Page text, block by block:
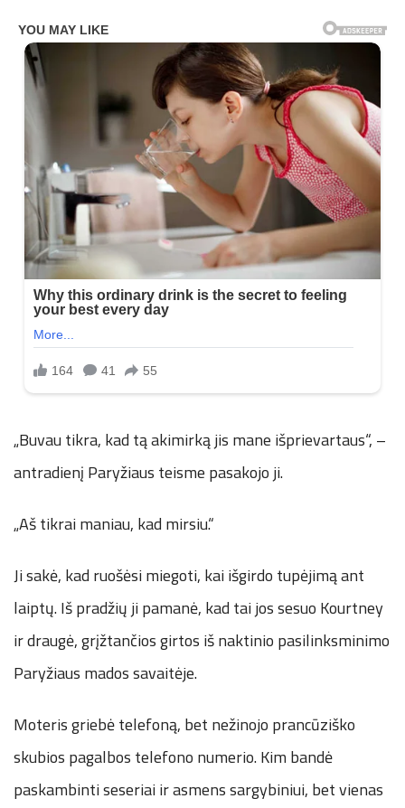
„Buvau tikra, kad tą akimirką jis mane išprievartaus“, –
antradienį Paryžiaus teisme pasakojo ji.
„Aš tikrai maniau, kad mirsiu.“
Ji sakė, kad ruošėsi miegoti, kai išgirdo tupėjimą ant
laiptų. Iš pradžių ji pamanė, kad tai jos sesuo Kourtney
ir draugė, grįžtančios girtos iš naktinio pasilinksminimo
Paryžiaus mados savaitėje.
Moteris griebė telefoną, bet nežinojo prancūziško
skubios pagalbos telefono numerio. Kim bandė
paskambinti seseriai ir asmens sargybiniui, bet vienas